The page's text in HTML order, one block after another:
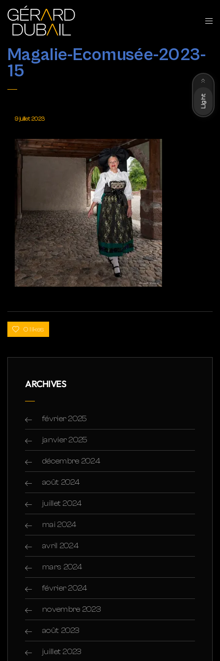
Magalie-Ecomusée-2023-
15
9 juillet 2023
0 likes
ARCHIVES
février 2025
janvier 2025
décembre 2024
août 2024
juillet 2024
mai 2024
avril 2024
mars 2024
février 2024
novembre 2023
août 2023
juillet 2023
Light
Dark